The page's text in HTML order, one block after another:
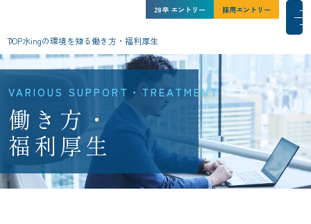
メインコンテンツにスキップ28卒 エントリー 採用エントリー
27卒 インターン シップ 採用エントリー
水ingを知る
人と仕事
水ingの環境
採用情報
TOP水ingの環境を知る働き方・福利厚生